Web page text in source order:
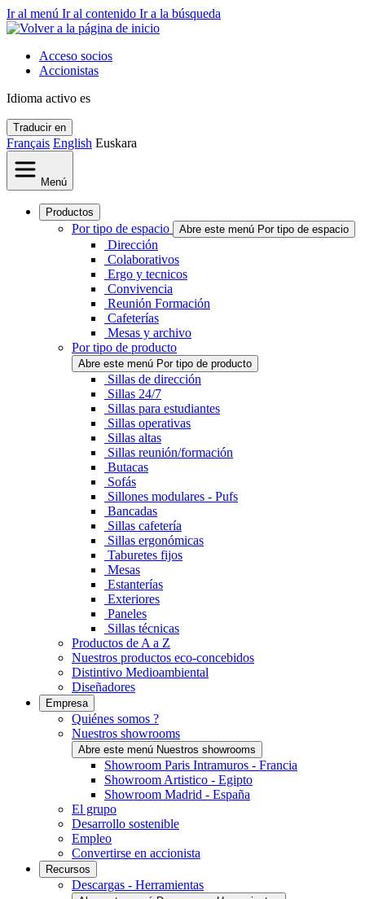
Ir al menú Ir al contenido Ir a la búsqueda
Acceso socios
Accionistas
Idioma activo es
Traducir en
Français English Euskara
Menú
Productos
Por tipo de espacio Abre este menú Por tipo de espacio
Dirección
Colaborativos
Ergo y tecnicos
Convivencia
Reunión Formación
Cafeterías
Mesas y archivo
Por tipo de producto
Abre este menú Por tipo de producto
Sillas de dirección
Sillas 24/7
Sillas para estudiantes
Sillas operativas
Sillas altas
Sillas reunión/formación
Butacas
Sofás
Sillones modulares - Pufs
Bancadas
Sillas cafetería
Sillas ergonómicas
Taburetes fijos
Mesas
Estanterías
Exteriores
Paneles
Sillas técnicas
Productos de A a Z
Nuestros productos eco-concebidos
Distintivo Medioambiental
Diseñadores
Empresa
Quiénes somos ?
Nuestros showrooms
Abre este menú Nuestros showrooms
Showroom Paris Intramuros - Francia
Showroom Artistico - Egipto
Showroom Madrid - España
El grupo
Desarrollo sostenible
Empleo
Convertirse en accionista
Recursos
Descargas - Herramientas